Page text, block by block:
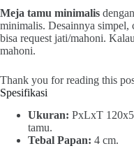
Meja tamu minimalis
minimalis. Desainnya simpel,
bisa request jati/mahoni.
mahoni.
Thank you for reading this
Spesifikasi
Ukuran: PxLxT
tamu.
Tebal Papan: 4 cm.